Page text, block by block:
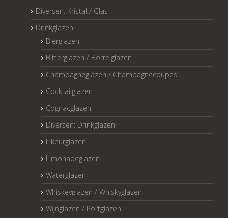
Diversen: Kristal / Glas
Drinkglazen
Bierglazen
Bitterglazen / Borrelglazen
Champagneglazen / Champagnecoupes
Cocktailglazen
Cognacglazen
Diversen: Drinkglazen
Likeurglazen
Limonadeglazen
Waterglazen
Whiskeyglazen / Whiskyglazen
Wijnglazen / Portglazen